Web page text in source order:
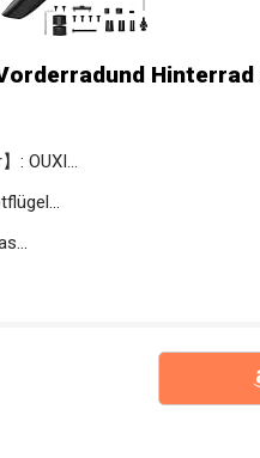
: OUXI...